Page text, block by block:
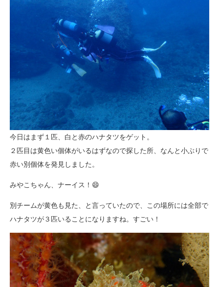
今日はまず１匹、白と赤のハナタツをゲット。
２匹目は黄色い個体がいるはずなので探した所、なんと小ぶりで
赤い別個体を発見しました。
みやこちゃん、ナーイス！😄
別チームが黄色も見た、と言っていたので、この場所には全部で
ハナタツが３匹いることになりますね。すごい！